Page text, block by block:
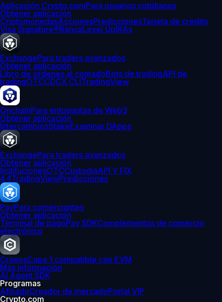
Aplicación Crypto.comPara usuarios cotidianos
Obtener aplicación
CriptomonedasAccionesPrediccionesTarjeta de crédito
Visa Signature®BancaLevel UpIRAs
ExchangePara traders avanzados
Obtener aplicación
Libro de órdenes al contadoBots de tradingAPI de
tradingOTCCDCX CLITradingView
OnchainPara entusiastas de Web3
Obtener aplicación
IntercambiosStakeExaminar DApps
ExchangePara traders avanzados
Obtener aplicación
InstitucionesOTCCustodiaAPI Y FIX
4.4TradingViewPredicciones
PayPara comerciantes
Obtener aplicación
Terminal de pagoPay SDKComplementos de comercio
electrónico
CronosCapa 1 compatible con EVM
Más información
AI Agent SDK
Programas
AfiliadoCreador de mercadoPortal VIP
Crypto.com